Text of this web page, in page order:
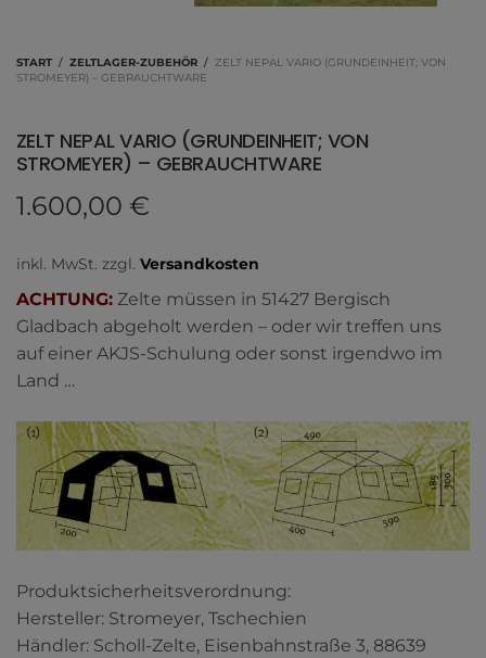
START / ZELTLAGER-ZUBEHÖR / ZELT NEPAL VARIO (GRUNDEINHEIT; VON
STROMEYER) – GEBRAUCHTWARE
ZELT NEPAL VARIO (GRUNDEINHEIT; VON
STROMEYER) – GEBRAUCHTWARE
1.600,00 €
inkl. MwSt. zzgl.Versandkosten
ACHTUNG: Zelte müssen in 51427 Bergisch
Gladbach abgeholt werden – oder wir treffen uns
auf einer AKJS-Schulung oder sonst irgendwo im
Land …
Produktsicherheitsverordnung:
Hersteller: Stromeyer, Tschechien
Händler: Scholl-Zelte, Eisenbahnstraße 3, 88639